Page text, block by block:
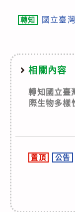
轉知
國立臺
相關內容
轉知國立臺
際生物多樣
置頂 公告